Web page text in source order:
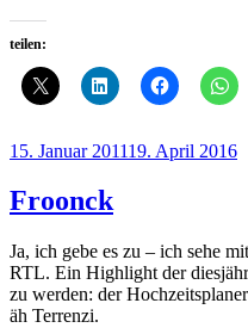
teilen:
Veröffentlicht
15. Januar 201119. April 2016
Froonck
Ja, ich gebe es zu – ich sehe
RTL. Ein Highlight der
zu werden: der
äh Terrenzi.